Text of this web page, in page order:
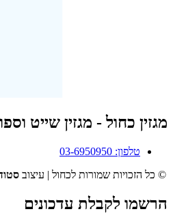
מגזין כחול - מגזין שייט
טלפון: 03-6950950
© כל הזכויות שמורות לכחול | עיצוב
הרשמו לקבלת עדכונים